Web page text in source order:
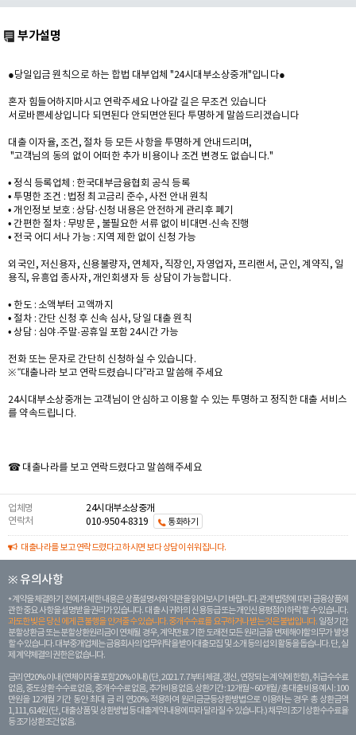
부가설명
●당일입금 원칙으로 하는 합법 대부업체 "24시대부소상중개"입니다●
혼자 힘들어하지마시고 연락주세요 나아갈 길은 무조건 있습니다
서로바쁜세상입니다 되면된다 안되면안된다 투명하게 말씀드리겠습니다
대출 이자율, 조건, 절차 등 모든 사항을 투명하게 안내드리며,
"고객님의 동의 없이 어떠한 추가 비용이나 조건 변경도 없습니다."
• 정식 등록업체 : 한국대부금융협회 공식 등록
• 투명한 조건 : 법정 최고금리 준수, 사전 안내 원칙
• 개인정보 보호 : 상담·신청 내용은 안전하게 관리후 폐기
• 간편한 절차 : 무방문 , 불필요한 서류 없이 비대면·신속 진행
• 전국 어디서나 가능 : 지역 제한 없이 신청 가능
외국인, 저신용자, 신용불량자, 연체자, 직장인, 자영업자, 프리랜서, 군인, 계약직, 일
용직, 유흥업 종사자, 개인회생자 등 상담이 가능합니다.
• 한도 : 소액부터 고액까지
• 절차 : 간단 신청 후 신속 심사, 당일 대출 원칙
• 상담 : 심야·주말·공휴일 포함 24시간 가능
전화 또는 문자로 간단히 신청하실 수 있습니다.
※ “대출나라 보고 연락드렸습니다”라고 말씀해 주세요
24시대부소상중개는 고객님이 안심하고 이용할 수 있는 투명하고 정직한 대출 서비스
를 약속드립니다.
☎ 대출나라를 보고 연락드렸다고 말씀해주세요
업체명
24시대부소상중개
연락처
010-9504-8319 통화하기
대출나라를 보고 연락드렸다고 하시면 보다 상담이 쉬워집니다.
※ 유의사항
계약을 체결하기 전에 자세한 내용은 상품설명서와 약관을 읽어보시기 바랍니다. 관계 법령에 따라 금융상품에
관한 중요 사항을 설명받을 권리가 있습니다. 대 출 시 귀하의 신용등급 또는 개인신용평점이 하락할 수 있습니다.
과도한 빚은 당신 에게 큰 불행을 안겨줄 수 있습니다. 중개수수료를 요구하거나 받는 것은 불법입니다. 일정 기간
분할상환금 또는 분할상환원리금이 연체될 경우, 계약만료 기한 도래전 모든 원리금을 변제해야할 의무가 발생
할 수 있습니다. 대부중개업체는 금융회사의 업무위탁을 받아 대출모집 및 소개 등의 섭외 활동을 돕습니다. 단, 실
제 계약체결의 권한은 없습니다.
금리 연20% 이내 (연체이자율 포함 20% 이내) (단, 2021. 7. 7부터 체결, 갱신, 연장되는 계 약에 한함), 취급수수료
없음, 중도상환 수수료 없음, 중개수수료 없음, 추가비용 없음. 상환기간 : 12개월 ~ 60개월 / 총 대출 비용 예시 : 100
만원을 12개월 기간 동안 최대 금 리 연20% 적용하여 원리금균등상환방법으로 이용하는 경우 총 상환금액
1,111,614원 (단, 대출상품 및 상환방법 등 대출계약 내용에 따라 달라질 수 있습니다.) 채무의 조기 상환수수료율
등 조기상환조건 없음.